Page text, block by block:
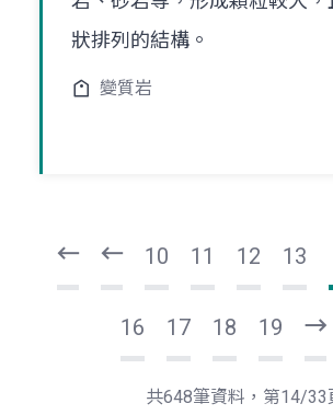
狀排列的結構。
變質岩
10 11 12 13
16 17 18 19
一
頁
共648筆資料，第14/33